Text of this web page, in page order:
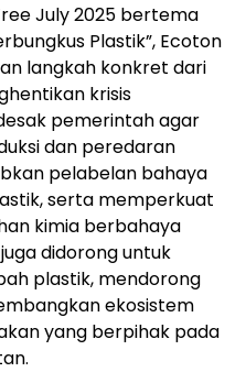
July 2025 bertema
Plastik”, Ecoton
langkah konkret dari
krisis
pemerintah agar
dan peredaran
pelabelan bahaya
serta memperkuat
kimia berbahaya
didorong untuk
plastik, mendorong
ekosistem
yang berpihak pada